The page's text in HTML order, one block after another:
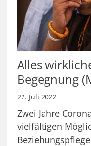
Alles
Begegnung
22. Juli 2022
Zwei Jahre
vielfältigen